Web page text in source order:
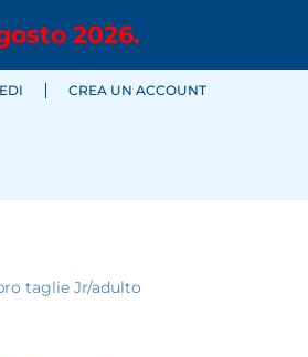
2026.
CREA UN ACCOUNT
taglie Jr/adulto